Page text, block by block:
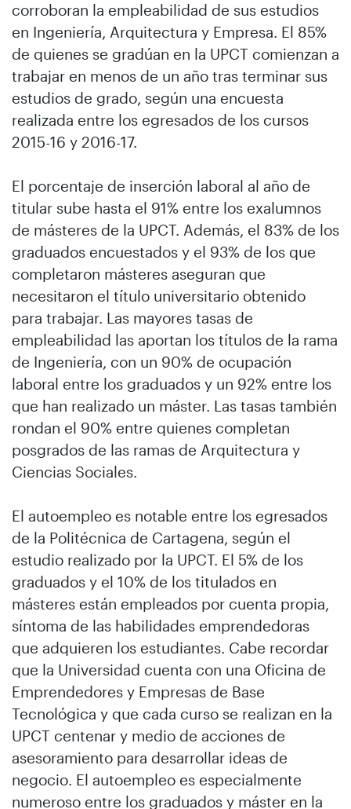
corroboran la empleabilidad de sus estudios
en Ingeniería, Arquitectura y Empresa. El 85%
de quienes se gradúan en la UPCT comienzan a
trabajar en menos de un año tras terminar sus
estudios de grado, según una encuesta
realizada entre los egresados de los cursos
2015-16 y 2016-17.
El porcentaje de inserción laboral al año de
titular sube hasta el 91% entre los exalumnos
de másteres de la UPCT. Además, el 83% de los
graduados encuestados y el 93% de los que
completaron másteres aseguran que
necesitaron el título universitario obtenido
para trabajar. Las mayores tasas de
empleabilidad las aportan los títulos de la rama
de Ingeniería, con un 90% de ocupación
laboral entre los graduados y un 92% entre los
que han realizado un máster. Las tasas también
rondan el 90% entre quienes completan
posgrados de las ramas de Arquitectura y
Ciencias Sociales.
El autoempleo es notable entre los egresados
de la Politécnica de Cartagena, según el
estudio realizado por la UPCT. El 5% de los
graduados y el 10% de los titulados en
másteres están empleados por cuenta propia,
síntoma de las habilidades emprendedoras
que adquieren los estudiantes. Cabe recordar
que la Universidad cuenta con una Oficina de
Emprendedores y Empresas de Base
Tecnológica y que cada curso se realizan en la
UPCT centenar y medio de acciones de
asesoramiento para desarrollar ideas de
negocio. El autoempleo es especialmente
numeroso entre los graduados y máster en la